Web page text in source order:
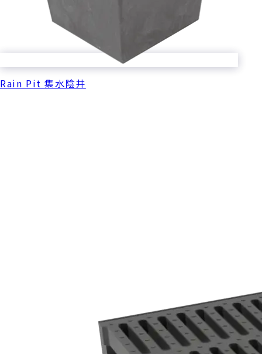
Rain Pit 集水陰井